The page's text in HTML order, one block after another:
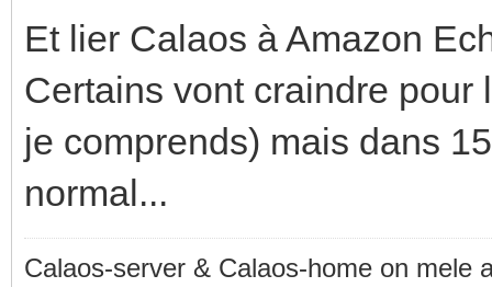
Et lier Calaos à Amazon
Certains vont craindre
je comprends) mais dans
normal...
Calaos-server & Calaos-home on mele